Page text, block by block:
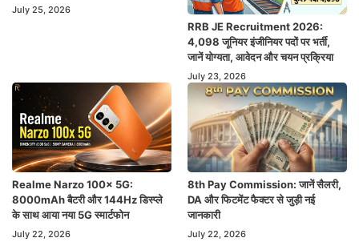
July 25, 2026
RRB JE Recruitment 2026:
4,098 जूनियर इंजीनियर पदों पर भर्ती,
जानें योग्यता, आवेदन और चयन प्रक्रिया
July 23, 2026
Realme Narzo 100x 5G:
8000mAh बैटरी और 144Hz डिस्प्ले
के साथ आया नया 5G स्मार्टफोन
July 22, 2026
8th Pay Commission: जानें सैलरी,
DA और फिटमेंट फैक्टर से जुड़ी नई
जानकारी
July 22, 2026